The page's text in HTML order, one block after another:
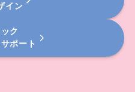
イン
ク
ポート